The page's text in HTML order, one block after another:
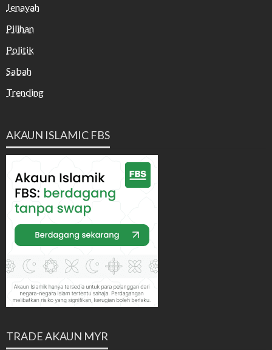
Jenayah
Pilihan
Politik
Sabah
Trending
AKAUN ISLAMIC FBS
TRADE AKAUN MYR